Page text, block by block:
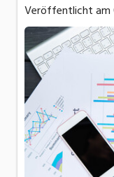
Veröffentlicht am